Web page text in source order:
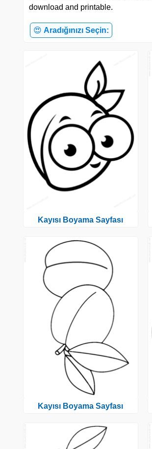
download and printable.
😍 Aradığınızı Seçin:
Kayısı Boyama Sayfası
Kayısı Boyama Sayfası